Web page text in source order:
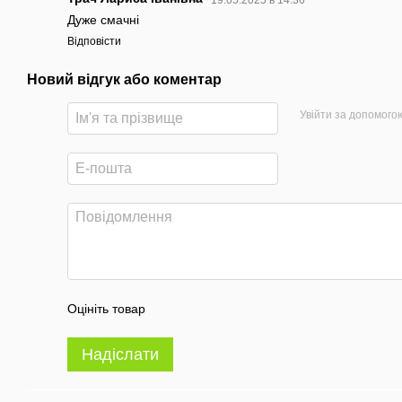
Дуже смачні
Відповісти
Новий відгук або коментар
Увійти за
Оцініть товар
Надіслати